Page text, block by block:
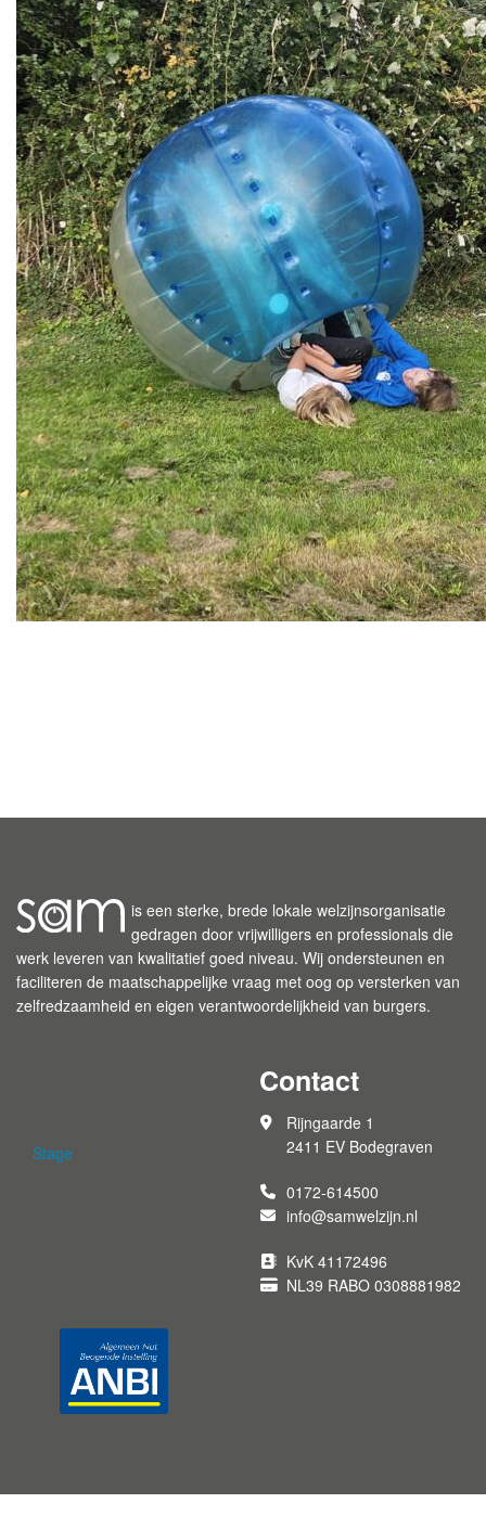
is een sterke, brede lokale welzijnsorganisatie
gedragen door vrijwilligers en professionals die
werk leveren van kwalitatief goed niveau. Wij ondersteunen en
faciliteren de maatschappelijke vraag met oog op versterken van
zelfredzaamheid en eigen verantwoordelijkheid van burgers.
Stage
Contact
Rijngaarde 1
2411 EV Bodegraven
0172-614500
info@samwelzijn.nl
KvK 41172496
NL39 RABO 0308881982